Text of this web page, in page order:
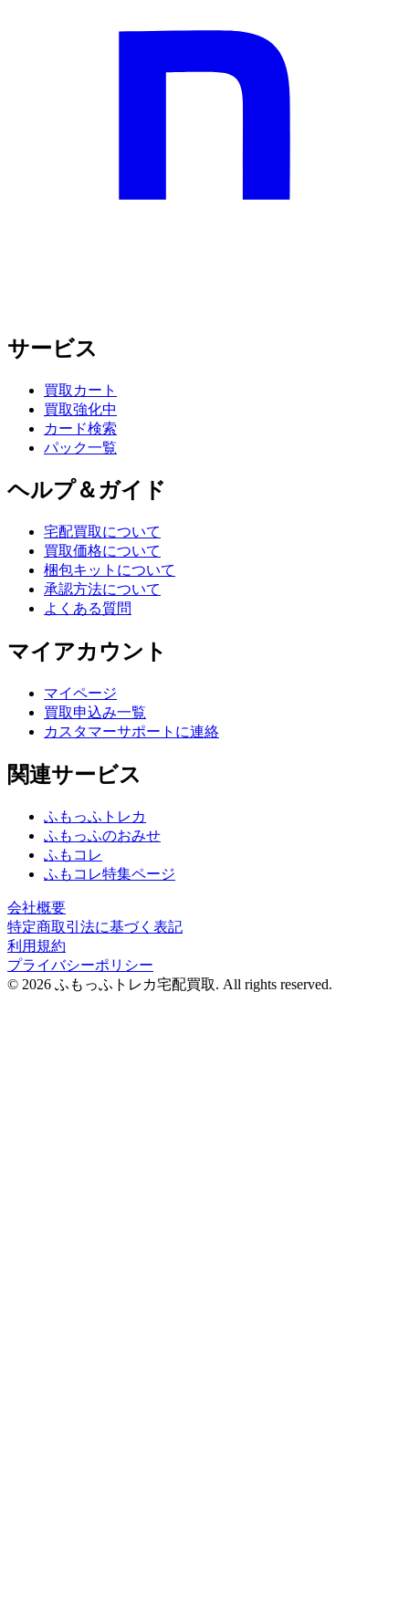
サービス
買取カート
買取強化中
カード検索
パック一覧
ヘルプ＆ガイド
宅配買取について
買取価格について
梱包キットについて
承認方法について
よくある質問
マイアカウント
マイページ
買取申込み一覧
カスタマーサポートに連絡
関連サービス
ふもっふトレカ
ふもっふのおみせ
ふもコレ
ふもコレ特集ページ
会社概要
特定商取引法に基づく表記
利用規約
プライバシーポリシー
© 2026 ふもっふトレカ宅配買取. All rights reserved.